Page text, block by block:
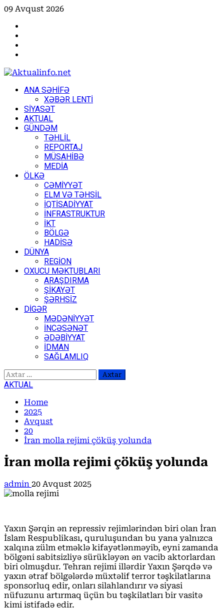
Skip
content
09 Avqust 2026
PrimaryANA SƏHİFƏ
XƏBƏR LENTİ
SİYASƏT
AKTUAL
GÜNDƏM
TƏHLİL
REPORTAJ
MÜSAHİBƏ
MEDİA
ÖLKƏ
CƏMİYYƏT
ELM VƏ TƏHSİL
İQTİSADİYYAT
İNFRASTRUKTUR
İKT
BÖLGƏ
HADİSƏ
DÜNYA
REGİON
OXUCU MƏKTUBLARI
ARAŞDIRMA
ŞİKAYƏT
ŞƏRHSİZ
DİGƏR
MƏDƏNİYYƏT
İNCƏSƏNƏT
ƏDƏBİYYAT
İDMAN
SAĞLAMLIQ
Axtarış:
AKTUAL
Home
2025
Avqust
20
İran molla rejimi çöküş yolunda
İran molla rejimi çöküş yolunda
admin 20 Avqust 2025
Yaxın Şərqin ən repressiv rejimlərindən biri olan İran
İslam Respublikası, quruluşundan bu yana yalnızca
xalqına zülm etməklə kifayətlənməyib, eyni zamanda
bölgəni sabitsizliyə sürükləyən ən vacib aktorlardan
biri olmuşdur. Tehran rejimi illərdir Yaxın Şərqdə və
yaxın ətraf bölgələrdə müxtəlif terror təşkilatlarına
sponsorluq edir, onları silahlandırır və siyasi
nüfuzunu artırmaq üçün bu təşkilatları bir vasitə
kimi istifadə edir.